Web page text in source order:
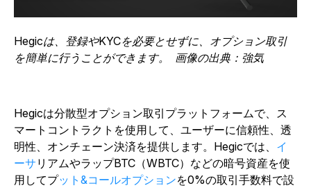
Hegicは、登録やKYCを必要とせずに、オプション取引
を簡単に行うことができます。 画像の出典：強気
Hegicは分散型オプション取引プラットフォームで、ス
マートコントラクトを使用して、ユーザーに信頼性、透
明性、オンチェーン決済を提供します。Hegicでは、 イ
ーサ リアムやラップBTC（WBTC）などの暗号資産を使
用してプット&コールオプションを0%の取引手数料で設